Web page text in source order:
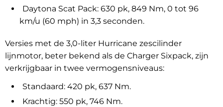
Daytona Scat Pack: 630 pk, 849 Nm, 0 tot 96
km/u (60 mph) in 3,3 seconden.
Versies met de 3,0-liter Hurricane zescilinder
lijnmotor, beter bekend als de Charger Sixpack, zijn
verkrijgbaar in twee vermogensniveaus:
Standaard: 420 pk, 637 Nm.
Krachtig: 550 pk, 746 Nm.